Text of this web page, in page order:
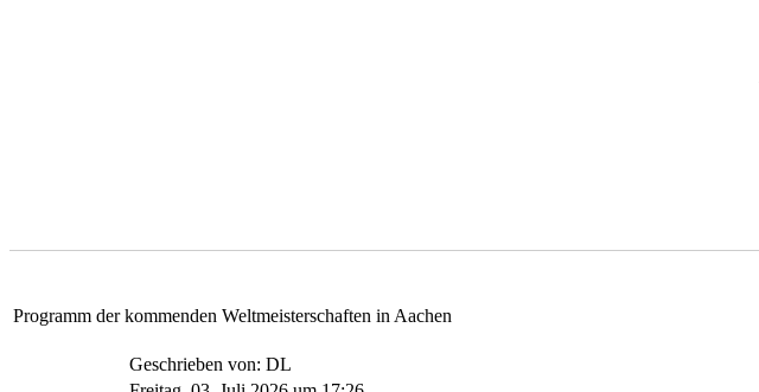
Programm der kommenden Weltmeisterschaften in Aachen
Geschrieben von: DL